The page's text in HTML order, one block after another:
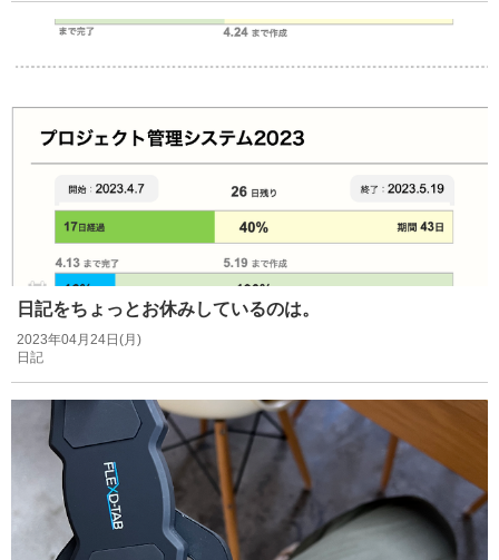
日記をちょっとお休みしているのは。
2023年04月24日(月)
日記